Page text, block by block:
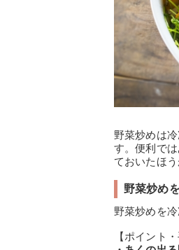
野菜炒めは
す。便利で
ておいたほう
野菜炒め
野菜炒めを
【ポイント・